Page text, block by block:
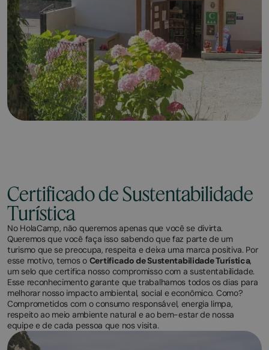
Certificado de Sustentabilidade
Turística
No HolaCamp, não queremos apenas que você se divirta.
Queremos que você faça isso sabendo que faz parte de um
turismo que se preocupa, respeita e deixa uma marca positiva. Por
esse motivo, temos o Certificado de Sustentabilidade Turística,
um selo que certifica nosso compromisso com a sustentabilidade.
Esse reconhecimento garante que trabalhamos todos os dias para
melhorar nosso impacto ambiental, social e econômico. Como?
Comprometidos com o consumo responsável, energia limpa,
respeito ao meio ambiente natural e ao bem-estar de nossa
equipe e de cada pessoa que nos visita.